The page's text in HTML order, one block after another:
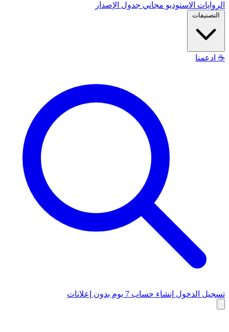
الروايات الاستوديو مجاني جدول الإصدار
التصنيفات
☕ ادعمنا
تسجيل الدخول إنشاء حساب 7 يوم بدون إعلانات